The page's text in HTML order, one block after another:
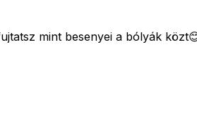
mint besenyei a bólyák